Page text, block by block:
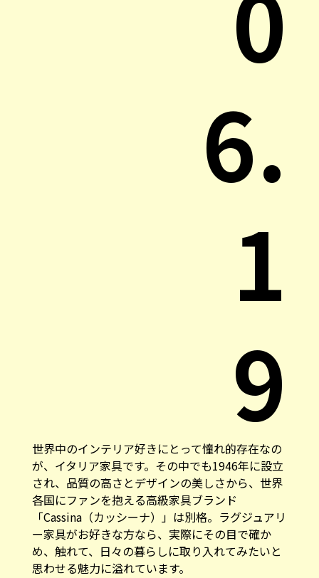
6.
1
9
世界中のインテリア好きにとって憧れ的存在なの
が、イタリア家具です。その中でも1946年に設立
され、品質の高さとデザインの美しさから、世界
各国にファンを抱える高級家具ブランド
「Cassina（カッシーナ）」は別格。ラグジュアリ
ー家具がお好きな方なら、実際にその目で確か
め、触れて、日々の暮らしに取り入れてみたいと
思わせる魅力に溢れています。